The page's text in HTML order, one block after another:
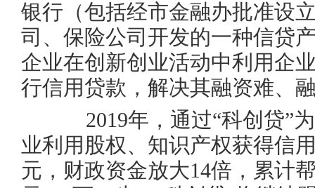
银行（包括经市金融办批准设
司、保险公司开发的一种信贷
企业在创新创业活动中利用企
行信用贷款，解决其融资难、
2019年，通过“科创贷”为
业利用股权、知识产权获得信
元，财政资金放大14倍，累计